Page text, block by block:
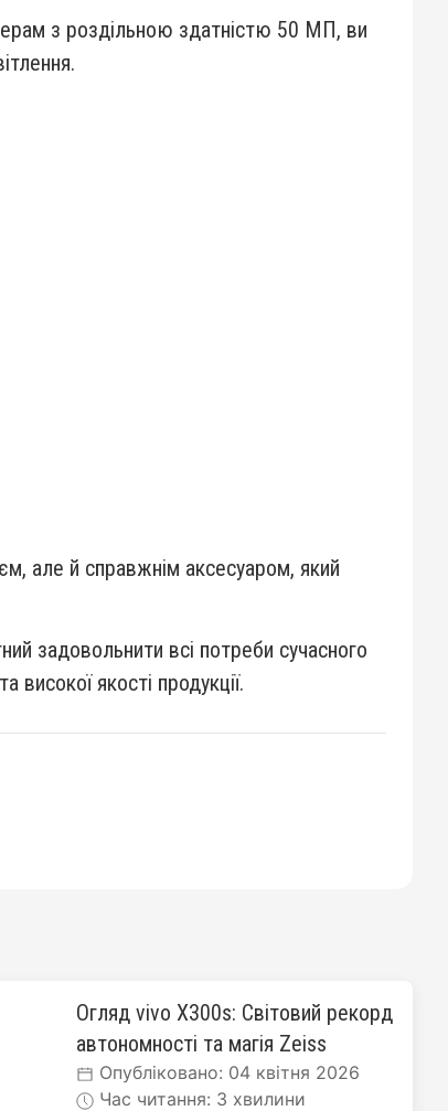
з роздільною здатністю 50 МП, ви
але й справжнім аксесуаром, який
задовольнити всі потреби сучасного
якості продукції.
Огляд vivo X300s: Світовий рекорд
автономності та магія Zeiss
Опубліковано: 04 квітня 2026
Час читання: 3 хвилини